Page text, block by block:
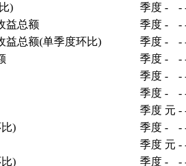
)
季度 - -
益总额
季度 - -
益总额(单季度环比)
季度 - -
季度 - -
季度 - -
季度 - -
季度 元 -
)
季度 - -
季度 元 -
)
季度 - -